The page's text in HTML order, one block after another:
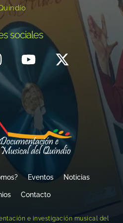
sociales
Eventos Noticias
Contacto
e investigación musical del